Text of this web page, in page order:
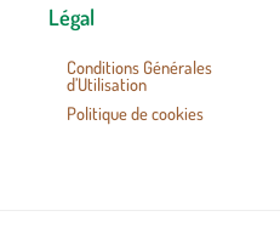
Légal
Conditions Générales
d’Utilisation
Politique de cookies